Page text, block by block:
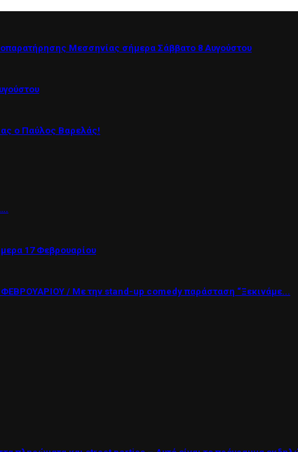
Μεσσηνίας σήμερα Σάββατο 8 Αυγούστου
ο Παύλος Βαρελάς!
17 Φεβρουαρίου
/ Με την stand-up comedy παράσταση “Ξεκινάμε...